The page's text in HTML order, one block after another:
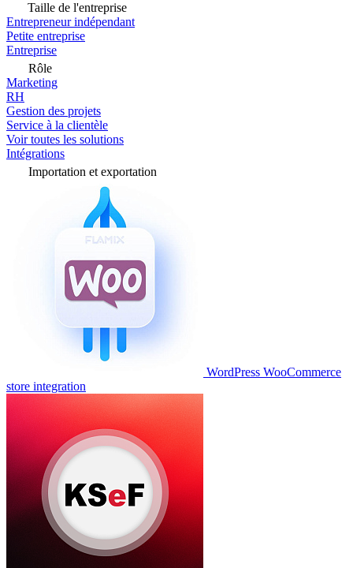
Taille de l'entreprise
Entrepreneur indépendant
Petite entreprise
Entreprise
Rôle
Marketing
RH
Gestion des projets
Service à la clientèle
Voir toutes les solutions
Intégrations
Importation et exportation
WordPress WooCommerce
store integration